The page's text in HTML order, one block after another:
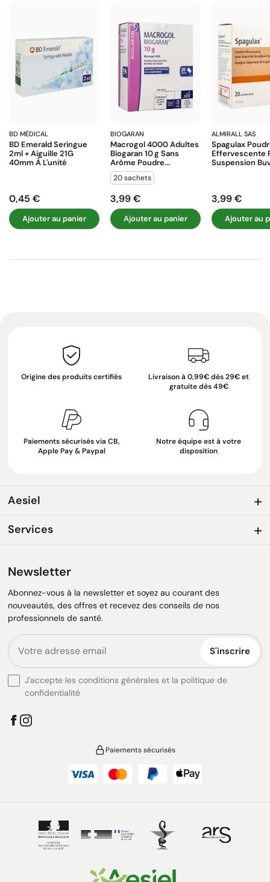
BD MÉDICAL
BD Emerald Seringue
2ml + Aiguille 21G
40mm À L'unité
Prix
0,45 €
Ajouter au panier
BIOGARAN
Macrogol 4000 Adultes
Biogaran 10 G Sans
Arôme Poudre...
20 sachets
Prix
3,99 €
Ajouter au panier
ALMIRALL SAS
Spagulax
Effervescente
Suspension
Prix
3,99 €
Ajouter au
Origine des produits certifiés
Livraison à 0,99€ dès 29€ et
gratuite dès 49€
Paiements sécurisés via CB,
Apple Pay & Paypal
Notre équipe est à votre
disposition
Aesiel
Services
Newsletter
Abonnez-vous à la newsletter et soyez au courant des
nouveautés, des offres et recevez des conseils de nos
professionnels de santé.
S'inscrire
J'accepte les conditions générales et la politique de
confidentialité
Paiements sécurisés